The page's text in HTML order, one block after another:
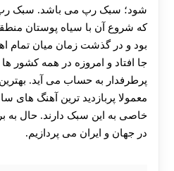
شود؛ سبک رپ می باشد. سبک
که شروع آن با سیاه پوستان
بود و در گذشت زمان میان تمام
جا افتاد و امروزه در همه کشور
پرطرفدار به حساب می آید.
معمولا پربازدید ترین آهنگ
خاصی به این سبک دارند. حال به
در جهان و ایران می پردازیم‌.